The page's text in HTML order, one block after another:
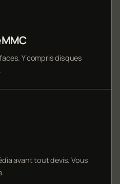
Y compris disques
avant tout devis. Vous